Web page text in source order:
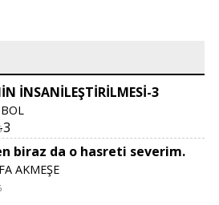
İNSANİLEŞTİRİLMESİ-3
biraz da o hasreti severim.
AKMEŞE